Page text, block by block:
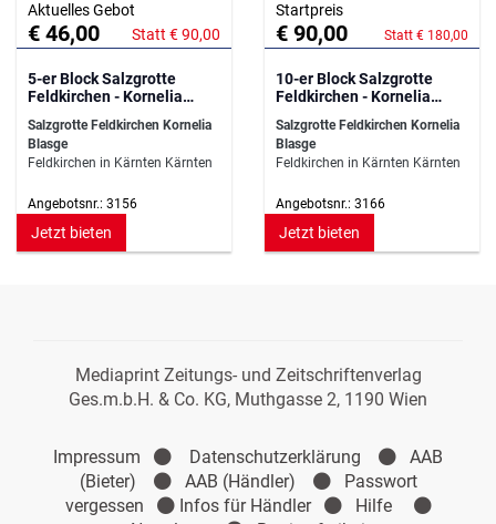
Aktuelles Gebot
€ 46,00 Statt € 90,00
5-er Block Salzgrotte
Feldkirchen - Kornelia
Salzgrotte Feldkirchen Kornelia
Blasge
Feldkirchen in Kärnten Kärnten
Angebotsnr.: 3156
Jetzt bieten
Startpreis
€ 90,00 Statt € 180,00
10-er Block Salzgrotte
Feldkirchen - Kornelia
Salzgrotte Feldkirchen Kornelia
Blasge
Feldkirchen in Kärnten Kärnten
Angebotsnr.: 3166
Jetzt bieten
Mediaprint Zeitungs- und Zeitschriftenverlag
Ges.m.b.H. & Co. KG, Muthgasse 2, 1190 Wien
Impressum Datenschutzerklärung
AAB
(Bieter)
AAB (Händler)
Passwort
vergessen
Infos für Händler
Hilfe